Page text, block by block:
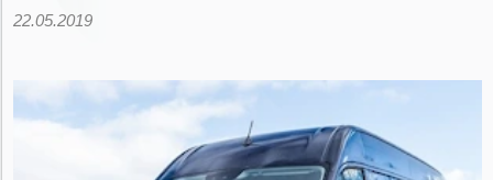
22.05.2019